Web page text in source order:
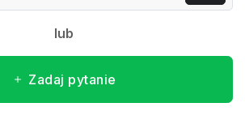
lub
Zadaj pytanie